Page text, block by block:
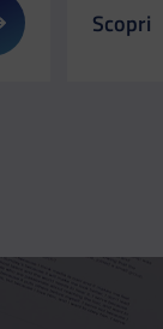
dettagli su:Il link ti
Scopri